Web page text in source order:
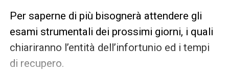
Per saperne di più bisognerà attendere gli
esami strumentali dei prossimi giorni, i quali
chiariranno l’entità dell’infortunio ed i tempi
di recupero.